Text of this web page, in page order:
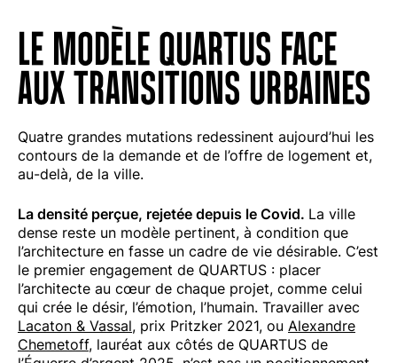
LE MODÈLE QUARTUS FACE
AUX TRANSITIONS URBAINES
Quatre grandes mutations redessinent aujourd’hui les
contours de la demande et de l’offre de logement et,
au-delà, de la ville.
La densité perçue, rejetée depuis le Covid. La ville
dense reste un modèle pertinent, à condition que
l’architecture en fasse un cadre de vie désirable. C’est
le premier engagement de QUARTUS : placer
l’architecte au cœur de chaque projet, comme celui
qui crée le désir, l’émotion, l’humain. Travailler avec
Lacaton & Vassal, prix Pritzker 2021, ou Alexandre
Chemetoff, lauréat aux côtés de QUARTUS de